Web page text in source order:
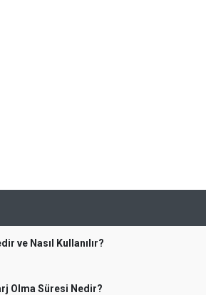
ve Nasıl Kullanılır?
Olma Süresi Nedir?